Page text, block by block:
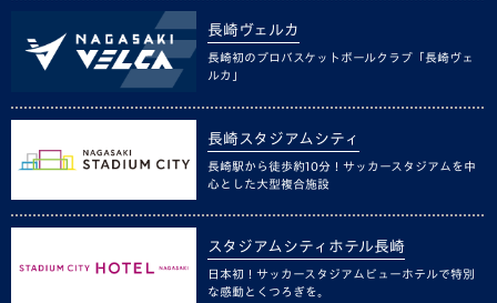
長崎ヴェルカ
長崎初のプロバスケットボールクラブ「長崎ヴェ
ルカ」
長崎スタジアムシティ
長崎駅から徒歩約10分！サッカースタジアムを中
心とした大型複合施設
スタジアムシティホテル長崎
日本初！サッカースタジアムビューホテルで特別
な感動とくつろぎを。